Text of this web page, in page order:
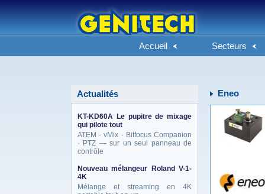
Accueil Secteurs
Actualités
KT-KD60A Le pupitre de mixage
qui pilote tout
ATEM · vMix · Bitfocus Companion
· PTZ — sur un seul panneau de
contrôle
Nouveau mélangeur Roland V-1-
4K
Mélange et streaming en 4K
Eneo